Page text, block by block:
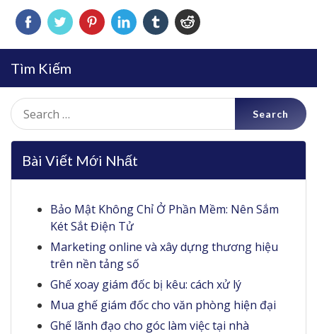
Tìm Kiếm
Search
for:
Bài Viết Mới Nhất
Bảo Mật Không Chỉ Ở Phần Mềm: Nên Sắm
Két Sắt Điện Tử
Marketing online và xây dựng thương hiệu
trên nền tảng số
Ghế xoay giám đốc bị kêu: cách xử lý
Mua ghế giám đốc cho văn phòng hiện đại
Ghế lãnh đạo cho góc làm việc tại nhà